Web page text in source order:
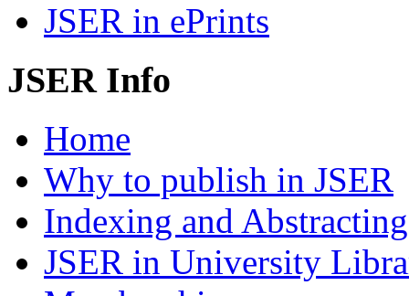
JSER in ePrints
JSER Info
Home
Why to publish in JSER
Indexing and Abstracting
JSER in University